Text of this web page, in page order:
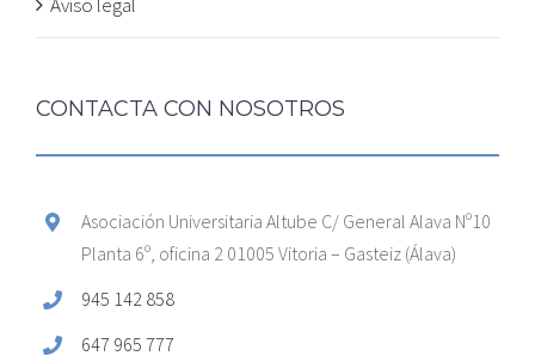
CONTACTA CON NOSOTROS
Asociación Universitaria Altube C/ General Alava Nº10
Planta 6º, oficina 2 01005 Vitoria – Gasteiz (Álava)
945 142 858
647 965 777